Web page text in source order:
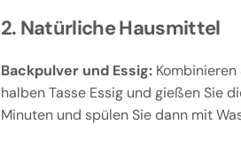
2. Natürliche Hausmittel
Backpulver und Essig:Kombinieren
halben Tasse Essig und gießen Sie
Minuten und spülen Sie dann mit